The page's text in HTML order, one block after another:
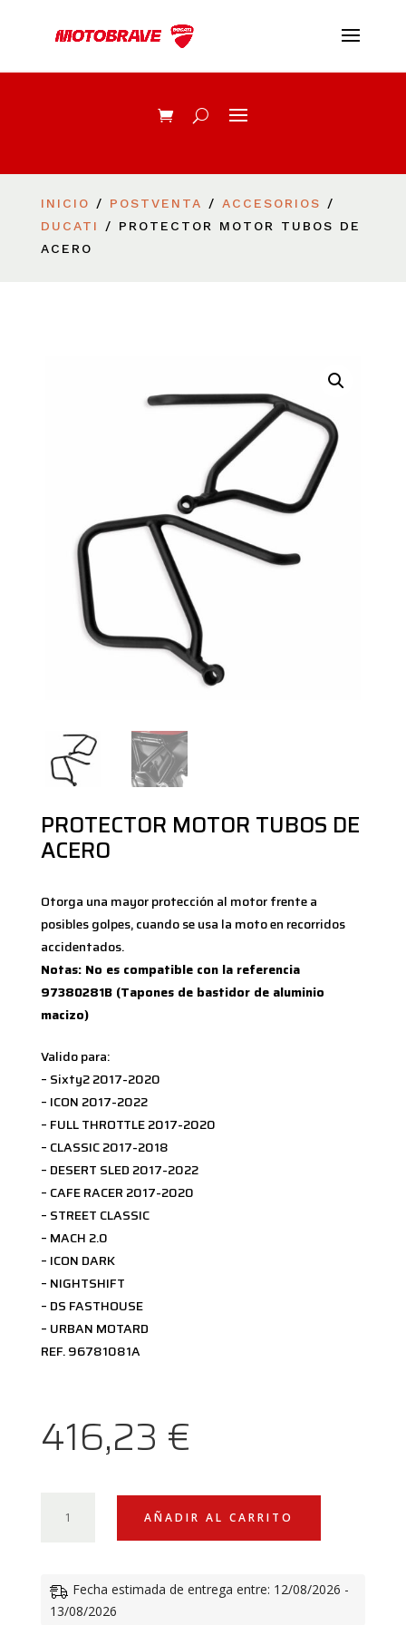
INICIO / POSTVENTA / ACCESORIOS
/
DUCATI
/ PROTECTOR MOTOR TUBOS DE
ACERO
PROTECTOR MOTOR TUBOS DE
ACERO
Otorga una mayor protección al motor frente a
posibles golpes, cuando se usa la moto en recorridos
accidentados.
Notas: No es compatible con la referencia
97380281B (Tapones de bastidor de aluminio
macizo)
Valido para:
– Sixty2 2017-2020
– ICON 2017-2022
– FULL THROTTLE 2017-2020
– CLASSIC 2017-2018
– DESERT SLED 2017-2022
– CAFE RACER 2017-2020
– STREET CLASSIC
– MACH 2.0
– ICON DARK
– NIGHTSHIFT
– DS FASTHOUSE
– URBAN MOTARD
REF. 96781081A
416,23 €
MOTOR
ACERO
CANTIDAD
AÑADIR AL CARRITO
Fecha estimada de entrega entre: 12/08/2026 -
13/08/2026